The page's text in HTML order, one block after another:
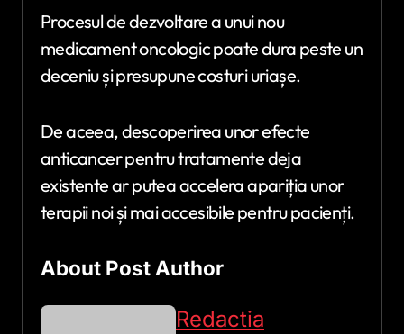
Procesul de dezvoltare a unui nou
medicament oncologic poate dura peste un
deceniu și presupune costuri uriașe.
De aceea, descoperirea unor efecte
anticancer pentru tratamente deja
existente ar putea accelera apariția unor
terapii noi și mai accesibile pentru pacienți.
About Post Author
Redactia